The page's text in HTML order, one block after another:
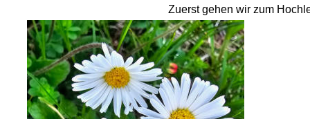
Zuerst gehen wir zum